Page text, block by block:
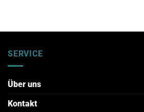
SERVICE
Über uns
Kontakt